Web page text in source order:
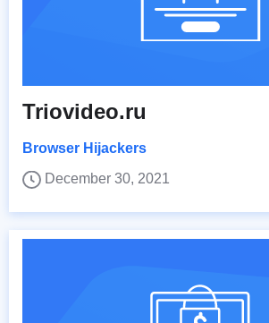
Triovideo.ru
Browser Hijackers
December 30, 2021